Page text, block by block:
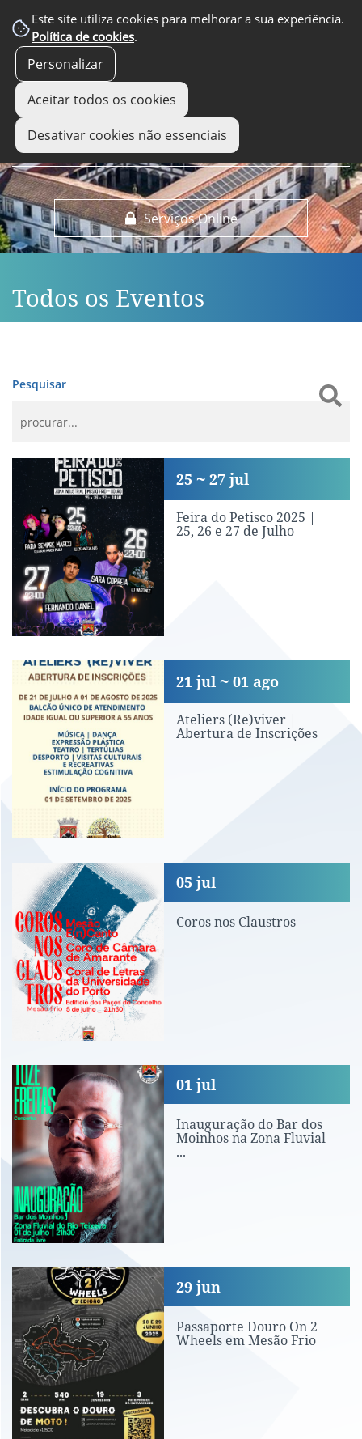
Este site utiliza cookies para melhorar a sua experiência.
Política de cookies.
Personalizar
Aceitar todos os cookies
Desativar cookies não essenciais
Serviços Online
EM DESTAQUE
Todos os Eventos
Pesquisar
Feira do Petisco 2025 | 25, 26 e 27 de
Feira do Petisco 2025 |
25, 26 e 27 de Julho
25 27 jul
Ateliers (Re)viver | Abertura de
Ateliers (Re)viver |
Abertura de Inscrições
21 jul 01 ago
Coros nos Claustros
Coros nos Claustros
05 jul
Inauguração do Bar dos Moinhos na
Inauguração do Bar dos
Moinhos na Zona Fluvial
...
01 jul
Passaporte Douro On 2 Wheels em
Passaporte Douro On 2
Wheels em Mesão Frio
29 jun